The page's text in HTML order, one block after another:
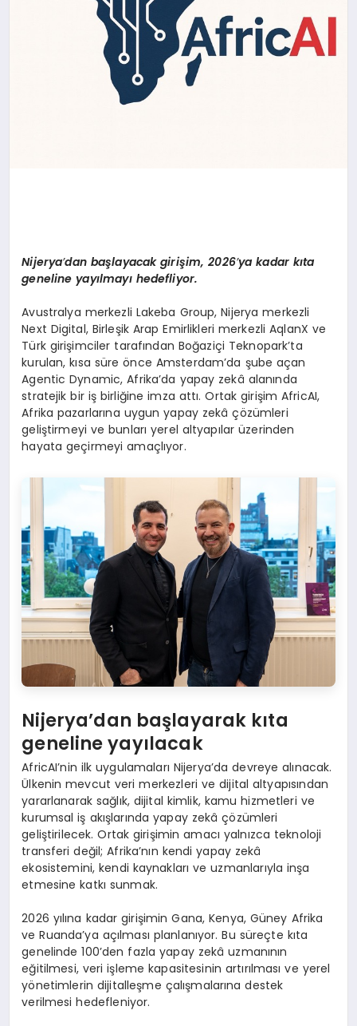
Nijerya’dan başlayacak girişim, 2026’ya kadar kıta
geneline yayılmayı hedefliyor.
Avustralya merkezli Lakeba Group, Nijerya merkezli
Next Digital, Birleşik Arap Emirlikleri merkezli AqlanX ve
Türk girişimciler tarafından Boğaziçi Teknopark’ta
kurulan, kısa süre önce Amsterdam’da şube açan
Agentic Dynamic, Afrika’da yapay zekâ alanında
stratejik bir iş birliğine imza attı. Ortak girişim AfricAI,
Afrika pazarlarına uygun yapay zekâ çözümleri
geliştirmeyi ve bunları yerel altyapılar üzerinden
hayata geçirmeyi amaçlıyor.
Nijerya’dan başlayarak kıta
geneline yayılacak
AfricAI’nin ilk uygulamaları Nijerya’da devreye alınacak.
Ülkenin mevcut veri merkezleri ve dijital altyapısından
yararlanarak sağlık, dijital kimlik, kamu hizmetleri ve
kurumsal iş akışlarında yapay zekâ çözümleri
geliştirilecek. Ortak girişimin amacı yalnızca teknoloji
transferi değil; Afrika’nın kendi yapay zekâ
ekosistemini, kendi kaynakları ve uzmanlarıyla inşa
etmesine katkı sunmak.
2026 yılına kadar girişimin Gana, Kenya, Güney Afrika
ve Ruanda’ya açılması planlanıyor. Bu süreçte kıta
genelinde 100’den fazla yapay zekâ uzmanının
eğitilmesi, veri işleme kapasitesinin artırılması ve yerel
yönetimlerin dijitalleşme çalışmalarına destek
verilmesi hedefleniyor.